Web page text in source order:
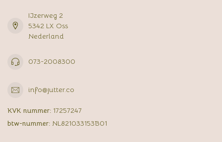
IJzerweg 2
5342 LX Oss
Nederland
073-2008300
info@jutter.co
KVK nummer: 17257247
btw-nummer: NL821033153B01